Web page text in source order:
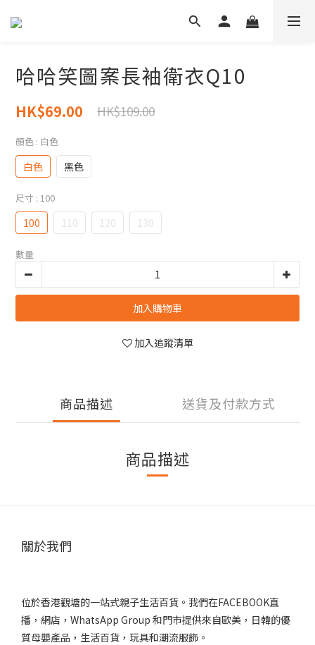
哈哈笑圖案長袖衛衣Q10
HK$69.00 HK$109.00
顏色 : 白色
白色 黑色
尺寸 : 100
100 110 120 130
數量
加入購物車
加入追蹤清單
商品描述 送貨及付款方式
商品描述
關於我們
位於香港觀塘的一站式親子生活百貨。我們在FACEBOOK直
播，網店，WhatsApp Group 和門市提供來自歐美，日韓的優
質母嬰產品，生活百貨，玩具和潮流服飾。